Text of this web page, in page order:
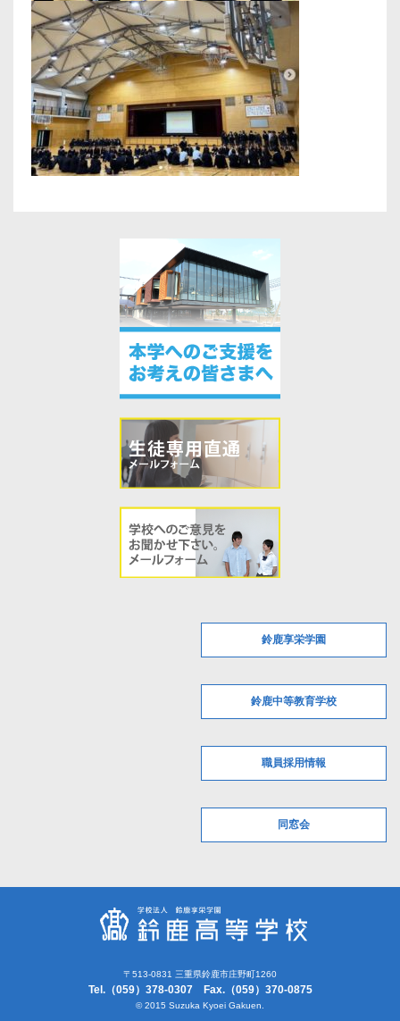
鈴鹿享栄学園
鈴鹿中等教育学校
職員採用情報
同窓会
〒513-0831 三重県鈴鹿市庄野町1260
Tel.（059）378-0307 Fax.（059）370-0875
© 2015 Suzuka Kyoei Gakuen.